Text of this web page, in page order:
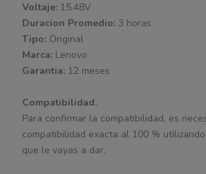
Voltaje: 15.48V
Duracion Promedio: 3 horas
Tipo: Original
Marca: Lenovo
Garantia: 12 meses
Compatibilidad.
Para confirmar la compatibilidad, es
compatibilidad exacta al 100 %
que le vayas a dar.